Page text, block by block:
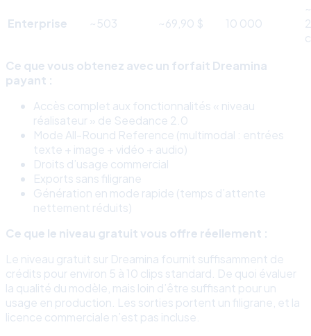
Enterprise ~503 ~69,90 $ 10 000
Ce que vous obtenez avec un forfait Dreamina
payant :
Accès complet aux fonctionnalités « niveau
réalisateur » de Seedance 2.0
Mode All-Round Reference (multimodal : entrées
texte + image + vidéo + audio)
Droits d’usage commercial
Exports sans filigrane
Génération en mode rapide (temps d’attente
nettement réduits)
Ce que le niveau gratuit vous offre réellement :
Le niveau gratuit sur Dreamina fournit suffisamment de
crédits pour environ 5 à 10 clips standard. De quoi évaluer
la qualité du modèle, mais loin d’être suffisant pour un
usage en production. Les sorties portent un filigrane, et la
licence commerciale n’est pas incluse.